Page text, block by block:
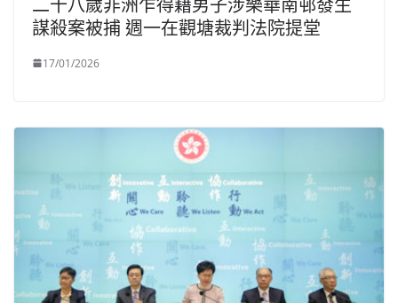
謀殺案被捕 週一在觀塘裁判法院提堂
17/01/2026